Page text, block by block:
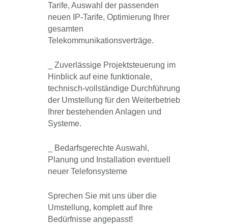
Tarife, Auswahl der passenden
neuen IP-Tarife, Optimierung Ihrer
gesamten
Telekommunikationsverträge.
_ Zuverlässige Projektsteuerung im
Hinblick auf eine funktionale,
technisch-vollständige Durchführung
der Umstellung für den Weiterbetrieb
Ihrer bestehenden Anlagen und
Systeme.
_ Bedarfsgerechte Auswahl,
Planung und Installation eventuell
neuer Telefonsysteme
Sprechen Sie mit uns über die
Umstellung, komplett auf Ihre
Bedürfnisse angepasst!